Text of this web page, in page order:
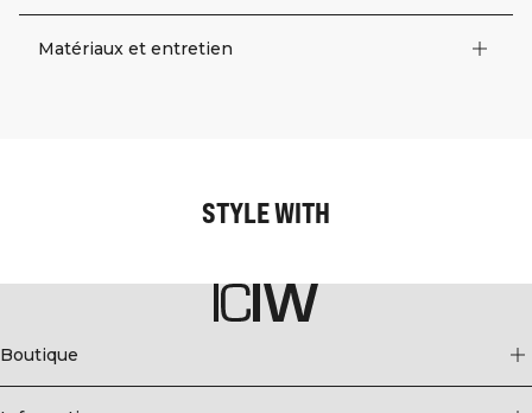
Matériaux et entretien
STYLE WITH
Boutique